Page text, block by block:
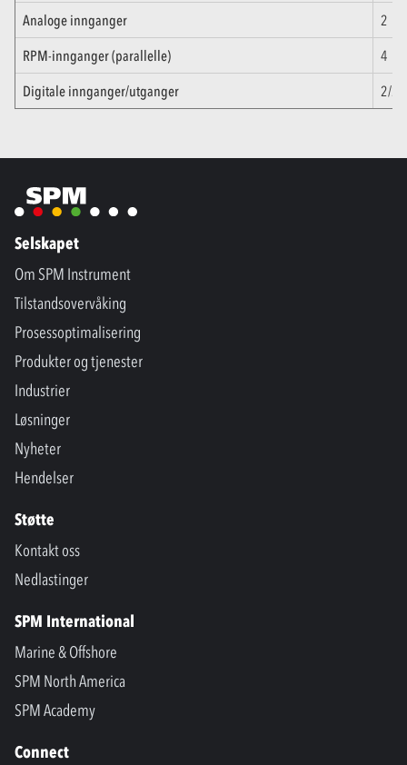
Analoge innganger
2
RPM-innganger (parallelle)
4
Digitale innganger/utganger
2/2
Selskapet
Om SPM Instrument
Tilstandsovervåking
Prosessoptimalisering
Produkter og tjenester
Industrier
Løsninger
Nyheter
Hendelser
Støtte
Kontakt oss
Nedlastinger
SPM International
Marine & Offshore
SPM North America
SPM Academy
Connect